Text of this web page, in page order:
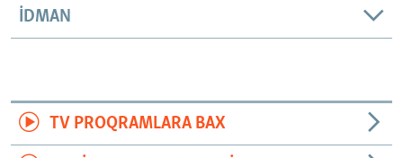
İDMAN
TV PROQRAMLARA BAX